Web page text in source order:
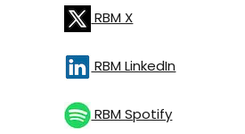
RBM X
RBM LinkedIn
RBM Spotify